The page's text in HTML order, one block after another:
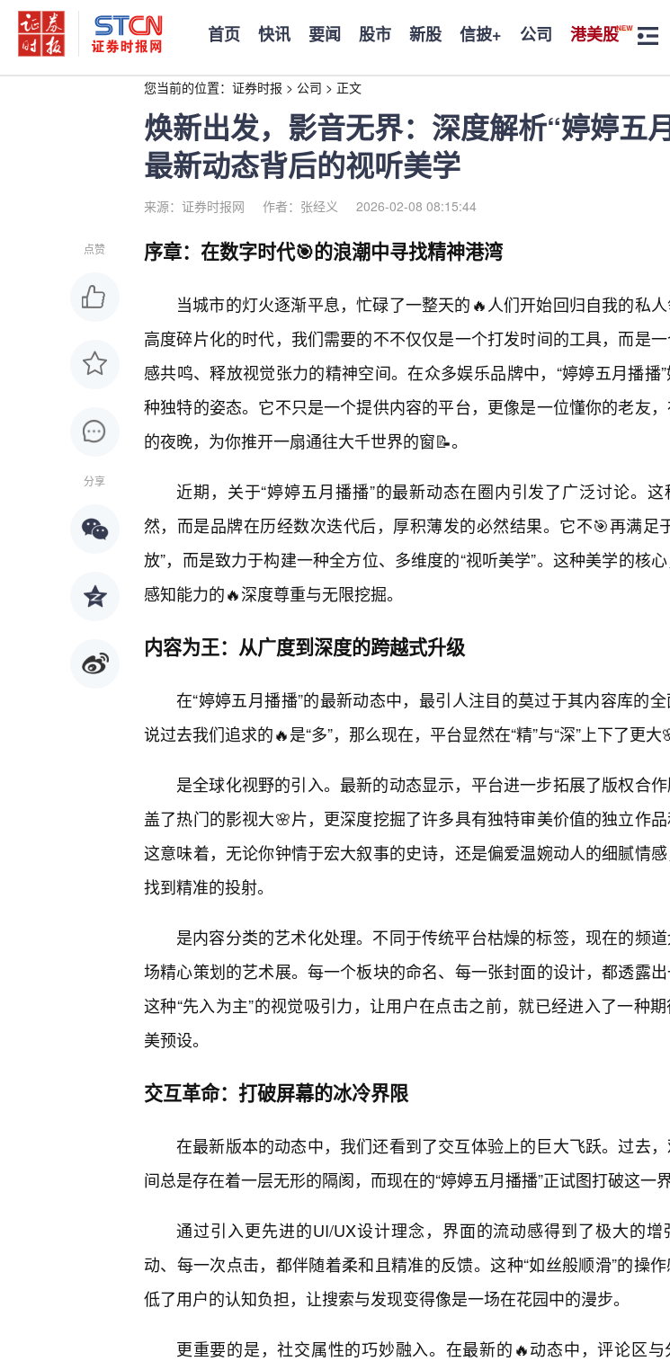
首页 快讯 要闻 股市 新股 信披+ 公司 港美股
您当前的位置： 证券时报 > 公司 > 正文
焕新出发，影音无界：深度解析“婷婷五
最新动态背后的视听美学
来源：证券时报网 作者：张经义 2026-02-08 08:15:44
点赞
分享
序章：在数字时代🎯的浪潮中寻找精神港湾
当城市的灯火逐渐平息，忙碌了一整天的🔥人们开始回归自我的私
高度碎片化的时代，我们需要的不不仅仅是一个打发时间的工具，而是
感共鸣、释放视觉张力的精神空间。在众多娱乐品牌中，“婷婷五月播播
种独特的姿态。它不只是一个提供内容的平台，更像是一位懂你的老友
的夜晚，为你推开一扇通往大千世界的窗📝。
近期，关于“婷婷五月播播”的最新动态在圈内引发了广泛讨论。
然，而是品牌在历经数次迭代后，厚积薄发的必然结果。它不🎯再满足
放”，而是致力于构建一种全方位、多维度的“视听美学”。这种美学的核
感知能力的🔥深度尊重与无限挖掘。
内容为王：从广度到深度的跨越式升级
在“婷婷五月播播”的最新动态中，最引人注目的莫过于其内容库的
说过去我们追求的🔥是“多”，那么现在，平台显然在“精”与“深”上下了更大
是全球化视野的引入。最新的动态显示，平台进一步拓展了版权合
盖了热门的影视大🌸片，更深度挖掘了许多具有独特审美价值的独立作品
这意味着，无论你钟情于宏大叙事的史诗，还是偏爱温婉动人的细腻情
找到精准的投射。
是内容分类的艺术化处理。不同于传统平台枯燥的标签，现在的频
场精心策划的艺术展。每一个板块的命名、每一张封面的设计，都透露出
这种“先入为主”的视觉吸引力，让用户在点击之前，就已经进入了一种
美预设。
交互革命：打破屏幕的冰冷界限
在最新版本的动态中，我们还看到了交互体验上的巨大飞跃。过去
间总是存在着一层无形的隔阂，而现在的“婷婷五月播播”正试图打破这一界
通过引入更先进的UI/UX设计理念，界面的流动感得到了极大的增
动、每一次点击，都伴随着柔和且精准的反馈。这种“如丝般顺滑”的操
低了用户的认知负担，让搜索与发现变得像是一场在花园中的漫步。
更重要的是，社交属性的巧妙融入。在最新的🔥动态中，评论区